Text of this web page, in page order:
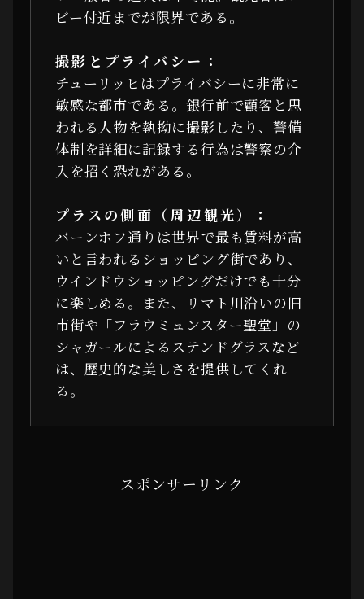
ビー付近までが限界である。
撮影とプライバシー：
チューリッヒはプライバシーに非常に
敏感な都市である。銀行前で顧客と思
われる人物を執拗に撮影したり、警備
体制を詳細に記録する行為は警察の介
入を招く恐れがある。
プラスの側面（周辺観光）：
バーンホフ通りは世界で最も賃料が高
いと言われるショッピング街であり、
ウインドウショッピングだけでも十分
に楽しめる。また、リマト川沿いの旧
市街や「フラウミュンスター聖堂」の
シャガールによるステンドグラスなど
は、歴史的な美しさを提供してくれ
る。
スポンサーリンク